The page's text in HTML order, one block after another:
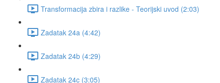
Transformacija zbira i razlike - Teorijski uvod (2:03)
Zadatak 24a (4:42)
Zadatak 24b (4:29)
Zadatak 24c (3:05)